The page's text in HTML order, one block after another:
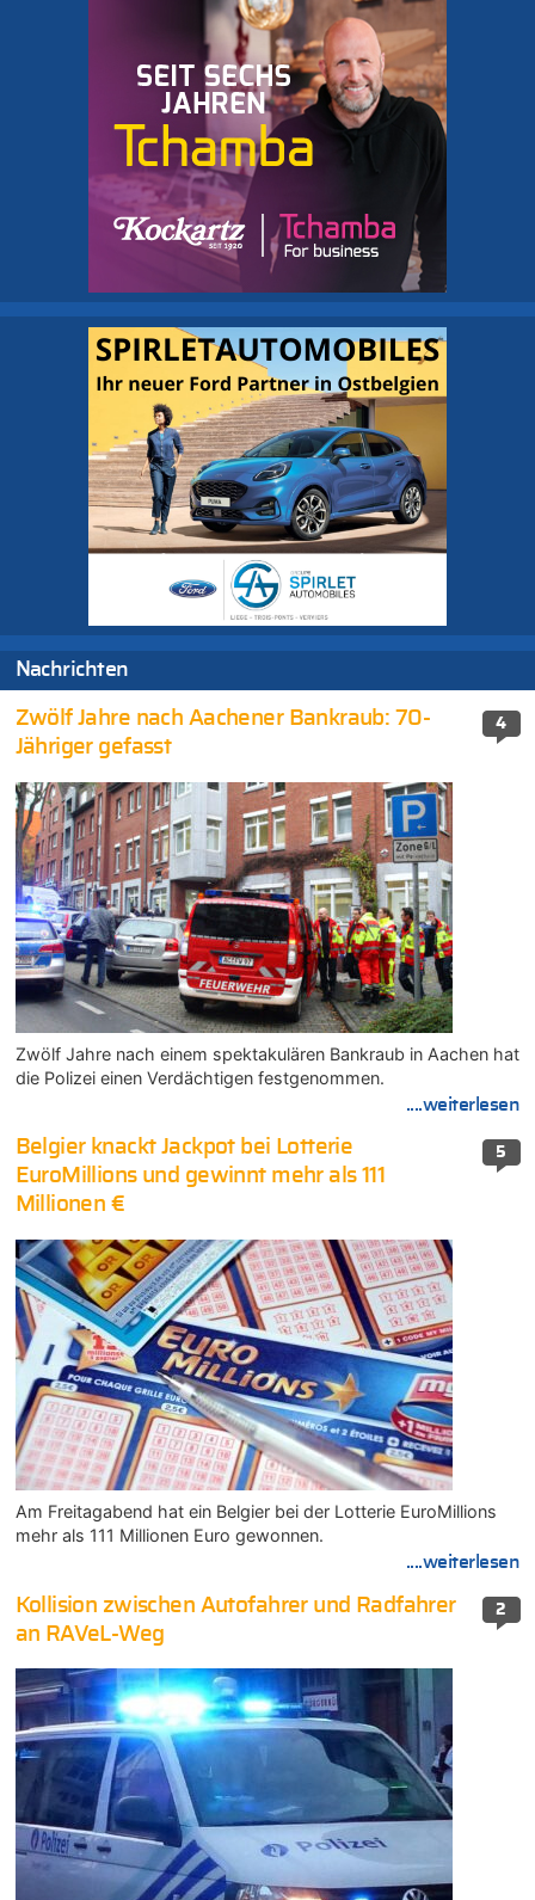
Nachrichten
4
Zwölf Jahre nach Aachener Bankraub: 70-
Jähriger gefasst
Zwölf Jahre nach einem spektakulären Bankraub in Aachen hat
die Polizei einen Verdächtigen festgenommen.
....weiterlesen
5
Belgier knackt Jackpot bei Lotterie
EuroMillions und gewinnt mehr als 111
Millionen €
Am Freitagabend hat ein Belgier bei der Lotterie EuroMillions
mehr als 111 Millionen Euro gewonnen.
....weiterlesen
2
Kollision zwischen Autofahrer und Radfahrer
an RAVeL-Weg